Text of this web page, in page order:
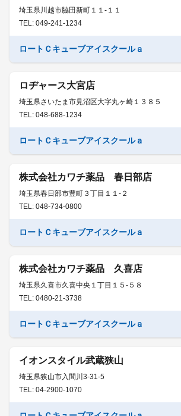
埼玉県川越市脇田新町１１-１１
TEL: 049-241-1234
ロートＣキューブアイスクールａ
ロヂャース大宮店
埼玉県さいたま市見沼区大字丸ヶ崎１３８５
TEL: 048-688-1234
ロートＣキューブアイスクールａ
株式会社カワチ薬品 春日部店
埼玉県春日部市豊町３丁目１１-２
TEL: 048-734-0800
ロートＣキューブアイスクールａ
株式会社カワチ薬品 久喜店
埼玉県久喜市久喜中央１丁目１５-５８
TEL: 0480-21-3738
ロートＣキューブアイスクールａ
イオンスタイル武蔵狭山
埼玉県狭山市入間川3-31-5
TEL: 04-2900-1070